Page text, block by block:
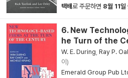
택배로 주문하면 8월 11일
6. New
he Turn of the
W. E. During Ray P.
이)
Emerald Group Pub